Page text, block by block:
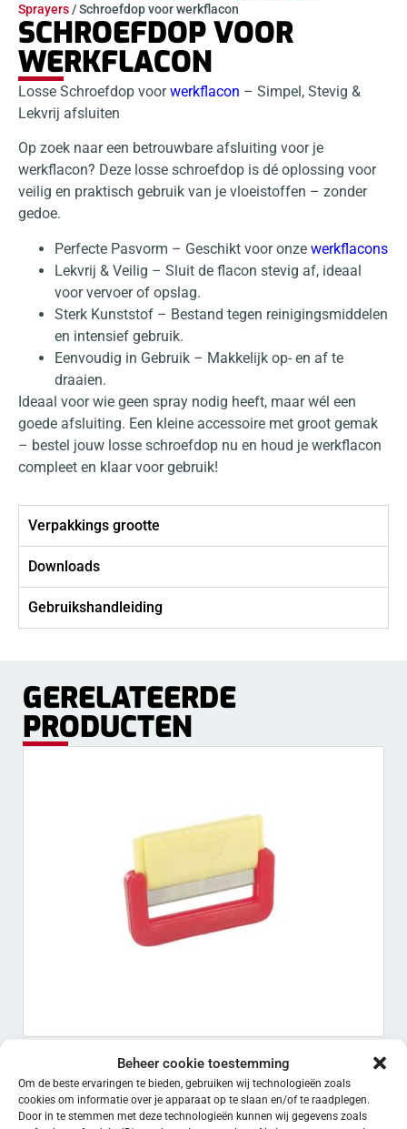
Beheer cookie toestemming
Om de beste ervaringen te bieden, gebruiken wij technologieën zoals
cookies om informatie over je apparaat op te slaan en/of te raadplegen.
Door in te stemmen met deze technologieën kunnen wij gegevens zoals
Sprayers / Schroefdop voor werkflacon
SCHROEFDOP VOOR
WERKFLACON
Losse Schroefdop voorwerkflacon – Simpel, Stevig &
Lekvrij afsluiten
Op zoek naar een betrouwbare afsluiting voor je
werkflacon? Deze losse schroefdop is dé oplossing voor
veilig en praktisch gebruik van je vloeistoffen – zonder
gedoe.
Perfecte Pasvorm – Geschikt voor onze werkflacons
Lekvrij & Veilig – Sluit de flacon stevig af, ideaal
voor vervoer of opslag.
Sterk Kunststof – Bestand tegen reinigingsmiddelen
en intensief gebruik.
Eenvoudig in Gebruik – Makkelijk op- en af te
draaien.
Ideaal voor wie geen spray nodig heeft, maar wél een
goede afsluiting. Een kleine accessoire met groot gemak
– bestel jouw losse schroefdop nu en houd je werkflacon
compleet en klaar voor gebruik!
Verpakkings grootte
Downloads
Gebruikshandleiding
GERELATEERDE
PRODUCTEN
Thornmesje doos
€19.50 EXCL. BTW
Toevoegen aan winkelwagen